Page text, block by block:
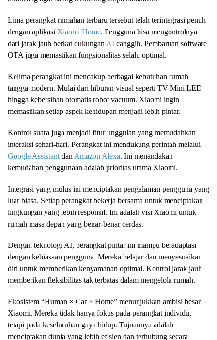
Lima perangkat rumahan terbaru tersebut telah terintegrasi penuh
dengan aplikasi Xiaomi Home. Pengguna bisa mengontrolnya
dari jarak jauh berkat dukungan AI canggih. Pembaruan software
OTA juga memastikan fungsionalitas selalu optimal.
Kelima perangkat ini mencakup berbagai kebutuhan rumah
tangga modern. Mulai dari hiburan visual seperti TV Mini LED
hingga kebersihan otomatis robot vacuum. Xiaomi ingin
memastikan setiap aspek kehidupan menjadi lebih pintar.
Kontrol suara juga menjadi fitur unggulan yang memudahkan
interaksi sehari-hari. Perangkat ini mendukung perintah melalui
Google Assistant dan Amazon Alexa. Ini menandakan
kemudahan penggunaan adalah prioritas utama Xiaomi.
Integrasi yang mulus ini menciptakan pengalaman pengguna yang
luar biasa. Setiap perangkat bekerja bersama untuk menciptakan
lingkungan yang lebih responsif. Ini adalah visi Xiaomi untuk
rumah masa depan yang benar-benar cerdas.
Dengan teknologi AI, perangkat pintar ini mampu beradaptasi
dengan kebiasaan pengguna. Mereka belajar dan menyesuaikan
diri untuk memberikan kenyamanan optimal. Kontrol jarak jauh
memberikan fleksibilitas tak terbatas dalam mengelola rumah.
Ekosistem “Human × Car × Home” menunjukkan ambisi besar
Xiaomi. Mereka tidak hanya fokus pada perangkat individu,
tetapi pada keseluruhan gaya hidup. Tujuannya adalah
menciptakan dunia yang lebih efisien dan terhubung secara